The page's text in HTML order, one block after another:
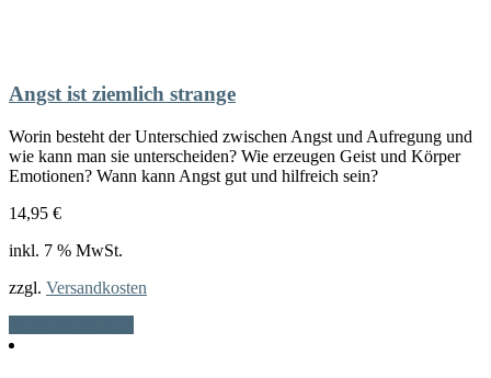
Angst ist ziemlich strange
Worin besteht der Unterschied zwischen Angst und Aufregung und
wie kann man sie unterscheiden? Wie erzeugen Geist und Körper
Emotionen? Wann kann Angst gut und hilfreich sein?
14,95 €
inkl. 7 % MwSt.
zzgl. Versandkosten